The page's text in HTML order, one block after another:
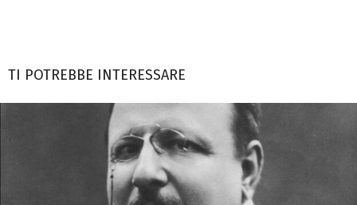
TI POTREBBE INTERESSARE